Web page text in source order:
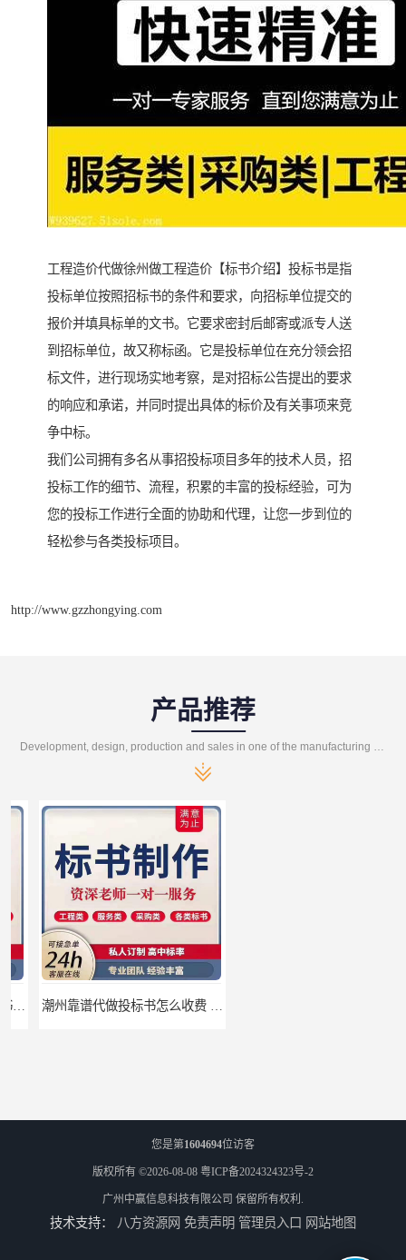
工程造价代做徐州做工程造价【标书介绍】投标书是指
投标单位按照招标书的条件和要求，向招标单位提交的
报价并填具标单的文书。它要求密封后邮寄或派专人送
到招标单位，故又称标函。它是投标单位在充分领会招
标文件，进行现场实地考察，是对招标公告提出的要求
的响应和承诺，并同时提出具体的标价及有关事项来竞
争中标。
我们公司拥有多名从事招投标项目多年的技术人员，招
投标工作的细节、流程，积累的丰富的投标经验，可为
您的投标工作进行全面的协助和代理，让您一步到位的
轻松参与各类投标项目。
http://www.gzzhongying.com
产品推荐
潮州靠谱代做投标书怎么收费 标书怎么做
您是第1604694位访客
版权所有 ©2026-08-08 粤ICP备2024324323号-2
广州中赢信息科技有限公司 保留所有权利.
技术支持： 八方资源网 免责声明 管理员入口 网站地图